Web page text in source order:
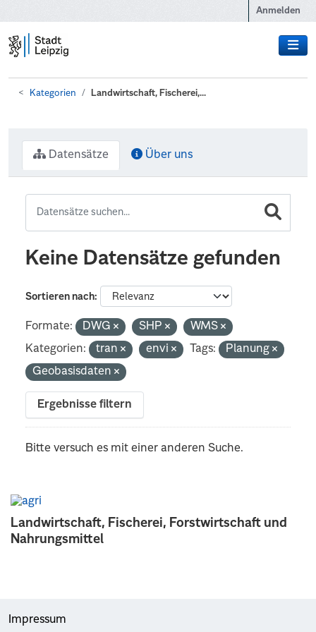
Anmelden
Kategorien Landwirtschaft, Fischerei,...
Landwirtschaft, Fischerei, Forstwirtschaft und
Nahrungsmittel
Datensätze Über uns
Keine Datensätze gefunden
Sortieren nach
Formate: DWG SHP
WMS
Kategorien:
tran envi Tags:
Planung
Geobasisdaten
Ergebnisse filtern
Bitte versuch es mit einer anderen Suche.
Impressum